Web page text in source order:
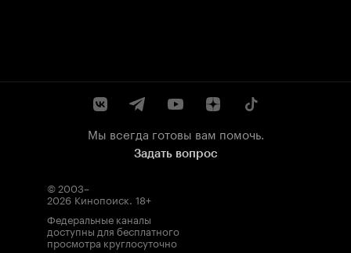
Мы всегда готовы вам помочь.
Задать вопрос
© 2003–
2026 Кинопоиск. 18+
Федеральные каналы
доступны для бесплатного
просмотра круглосуточно